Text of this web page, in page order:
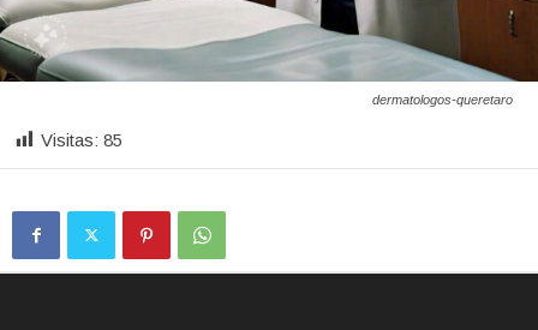
dermatologos-queretaro
Visitas: 85